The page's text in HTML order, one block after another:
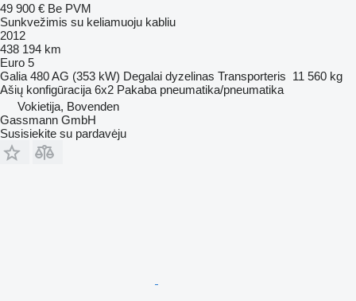
49 900 € Be PVM
Sunkvežimis su keliamuoju kabliu
2012
438 194 km
Euro 5
Galia 480 AG (353 kW) Degalai dyzelinas Transporteris 11 560 kg
Ašių konfigūracija 6x2 Pakaba pneumatika/pneumatika
Vokietija, Bovenden
Gassmann GmbH
Susisiekite su pardavėju